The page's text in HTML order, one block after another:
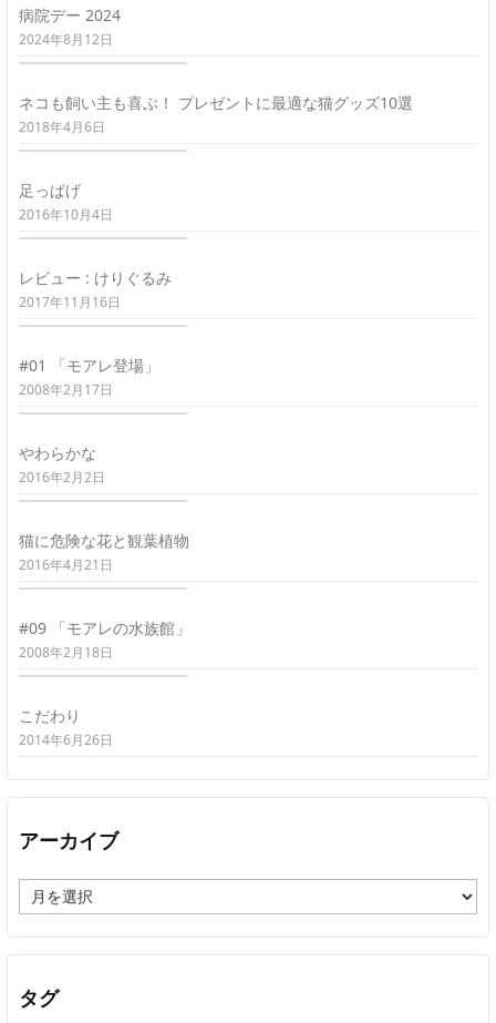
病院デー 2024
2024年8月12日
ネコも飼い主も喜ぶ！ プレゼントに最適な猫グッズ10選
2018年4月6日
足っぱげ
2016年10月4日
レビュー : けりぐるみ
2017年11月16日
#01 「モアレ登場」
2008年2月17日
やわらかな
2016年2月2日
猫に危険な花と観葉植物
2016年4月21日
#09 「モアレの水族館」
2008年2月18日
こだわり
2014年6月26日
アーカイブ
ー
カ
イ
タグ